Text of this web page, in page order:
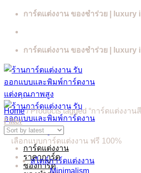
Skip
การ์ดแต่งงาน ของชำร่วย | luxury
การ์ดแต่งงาน ของชำร่วย | luxury
การ์ดแต่งงาน
ราคาการ์ด
ซองการ์ด
Home /Products tagged “การ์ดแต่งงาน
Filter
เลือกแบบการ์ดแต่งงาน ฟรี 100%
สไตล์การ์ดแต่งงาน
Minimalism